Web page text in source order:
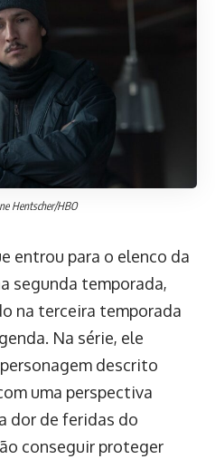
Hentscher/HBO
entrou para o elenco da
segunda temporada,
na terceira temporada
Na série, ele
descrito
uma perspectiva
dor de feridas do
conseguir proteger